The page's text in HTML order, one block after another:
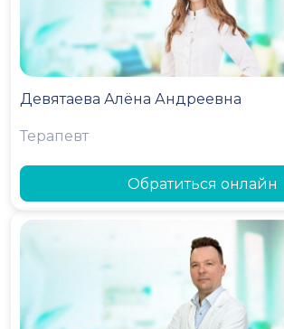
Девятаева Алёна Андреевна
Терапевт
Обратиться онлайн